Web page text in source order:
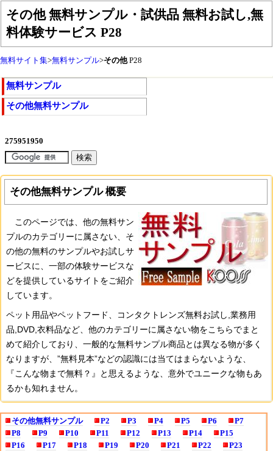
その他 無料サンプル・試供品 無料お試し,無
料体験サービス P28
無料サイト集>無料サンプル>その他P28
無料サンプル
その他無料サンプル
その他無料サンプル 概要
このページでは、他の無料サン
プルのカテゴリーに属さない、そ
の他の無料のサンプルやお試しサ
ービスに、一部の体験サービスな
どを提供しているサイトをご紹介
しています。
ペット用品やペットフード、コンタクトレンズ無料お試し,業務用
品,DVD,衣料品など、他のカテゴリーに属さない物をこちらでまと
めて紹介しており、一般的な無料サンプル商品とは異なる物が多く
なりますが、”無料見本”などの認識には当てはまらないような、
『こんな物まで無料？』と思えるような、意外でユニークな物もあ
るかも知れません。
その他無料サンプル P2 P3 P4 P5 P6
P7
P8
P9 P10 P11 P12 P13 P14
P15
P16
P17 P18 P19 P20 P21 P22
P23